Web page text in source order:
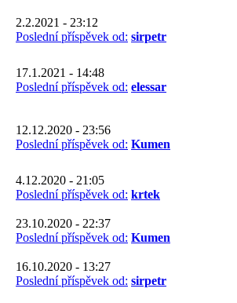
2.2.2021 - 23:12
Poslední příspěvek od: sirpetr
17.1.2021 - 14:48
Poslední příspěvek od: elessar
12.12.2020 - 23:56
Poslední příspěvek od: Kumen
4.12.2020 - 21:05
Poslední příspěvek od: krtek
23.10.2020 - 22:37
Poslední příspěvek od: Kumen
16.10.2020 - 13:27
Poslední příspěvek od: sirpetr